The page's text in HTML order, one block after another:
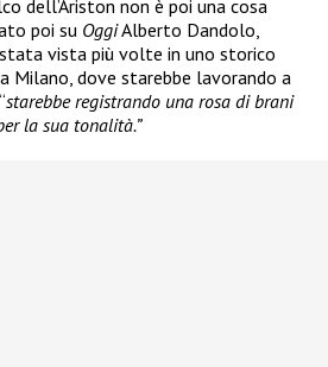
dell’Ariston non è poi una cosa
poi su OggiAlberto Dandolo,
vista più volte in uno storico
Milano, dove starebbe lavorando a
starebbe registrando una rosa di brani
la sua tonalità.”